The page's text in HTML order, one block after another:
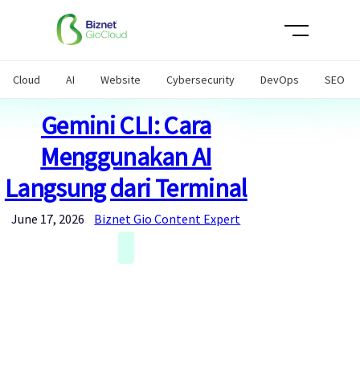
Cloud AI Website Cybersecurity DevOps SEO
Gemini CLI: Cara
Menggunakan AI
Langsung dari Terminal
June 17, 2026 Biznet Gio Content Expert